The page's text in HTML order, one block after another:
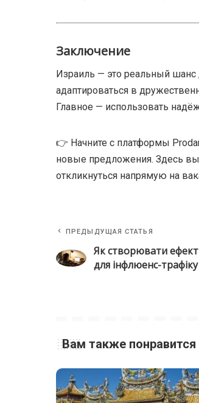
Заключение
Израиль — это реальный шанс
адаптироваться в
Главное — использовать
👉 Начните с платформы
новые предложения. Здесь вы
откликнуться напрямую на
ПРЕДЫДУЩАЯ СТАТЬЯ
Як створювати
для інфлюенс-трафіку
Вам также понравится